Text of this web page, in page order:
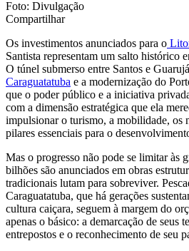
Foto: Divulgação
Compartilhar
Os investimentos anunciados para o
Santista representam um salto histórico
O túnel submerso entre Santos e
Caraguatatuba e a modernização do
que o poder público e a iniciativa
com a dimensão estratégica que ela
impulsionar o turismo, a mobilidade,
pilares essenciais para o
Mas o progresso não pode se limitar às
bilhões são anunciados em obras
tradicionais lutam para sobreviver.
Caraguatatuba, que há gerações
cultura caiçara, seguem à margem do
apenas o básico: a demarcação de seus
entrepostos e o reconhecimento de seu